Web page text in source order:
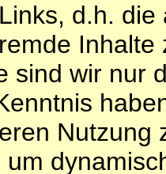
d.h.
sind wir nur
Nutzung